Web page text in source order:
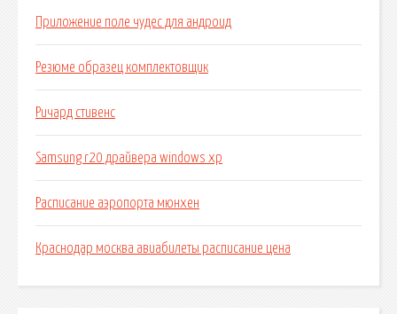
Приложение поле чудес для андроид
Резюме образец комплектовщик
Ричард стивенс
Samsung r20 драйвера windows xp
Расписание аэропорта мюнхен
Краснодар москва авиабилеты расписание цена